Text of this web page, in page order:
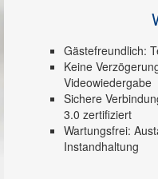
Gästefreundlich:
Keine
Videowiedergabe
Sichere
3.0 zertifiziert
Wartungsfrei:
Instandhaltung